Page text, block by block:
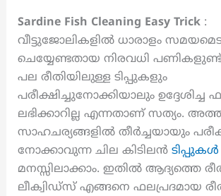
Sardine Fish Cleaning Easy Trick:
വീട്ടുജോലികളിൽ ധാരാളം
ചെയ്യേണ്ടതായ നിരവധി
പല രീതിയിലുള്ള ടിപ്പുകളും
പരീക്ഷിച്ചുനോക്കിയാലും ഉദ്ദേശിച്ച
ലഭിക്കാറില്ല എന്നതാണ് സത്യം.
സാഹചര്യങ്ങളിൽ തീർച്ചയായും
നോക്കാവുന്ന ചില കിടിലൻടിപ്പുകൾ
മനസ്സിലാക്കാം. ഇതിൽ ആദ്യത്തെ
ലീക്വിഡ്സ് എങ്ങനെ ഫലപ്രദമായ